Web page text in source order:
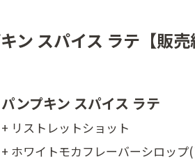
ン スパイス ラテ【販売
パンプキン スパイス ラテ
+ リストレットショット
+ ホワイトモカフレーバーシロップ